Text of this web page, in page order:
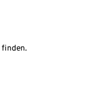
finden.